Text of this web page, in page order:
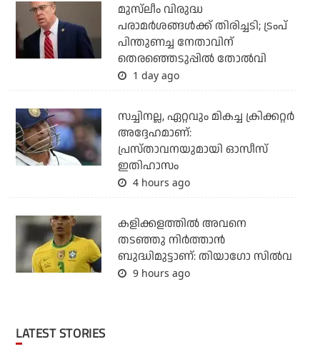
മുസ്‌ലീം വിരുദ്ധ
പരാമര്‍ശങ്ങള്‍ക്ക് തിരിച്ചടി; ട്രംപ്
പിന്തുണച്ച നേതാവിന്
തെരഞ്ഞെടുപ്പില്‍ തോല്‍വി
1 day ago
സച്ചിനല്ല, ഏറ്റവും മികച്ച ക്രിക്കറ്റര്‍
അദ്ദേഹമാണ്:
പ്രസ്താവനയുമായി ഓസീസ്
ഇതിഹാസം
4 hours ago
കളിക്കളത്തില്‍ അവനെ
തടഞ്ഞു നിര്‍ത്താന്‍
ബുദ്ധിമുട്ടാണ്: തിയാഗോ സില്‍വ
9 hours ago
LATEST STORIES